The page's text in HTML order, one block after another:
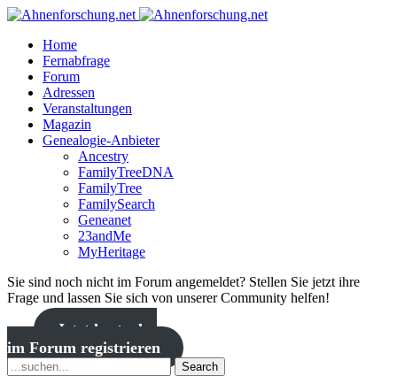
Home
Fernabfrage
Forum
Adressen
Veranstaltungen
Magazin
Genealogie-Anbieter
Ancestry
FamilyTreeDNA
FamilyTree
FamilySearch
Geneanet
23andMe
MyHeritage
Sie sind noch nicht im Forum angemeldet? Stellen Sie jetzt ihre
Frage und lassen Sie sich von unserer Community helfen!
Jetzt kostenlos
im Forum registrieren
Search